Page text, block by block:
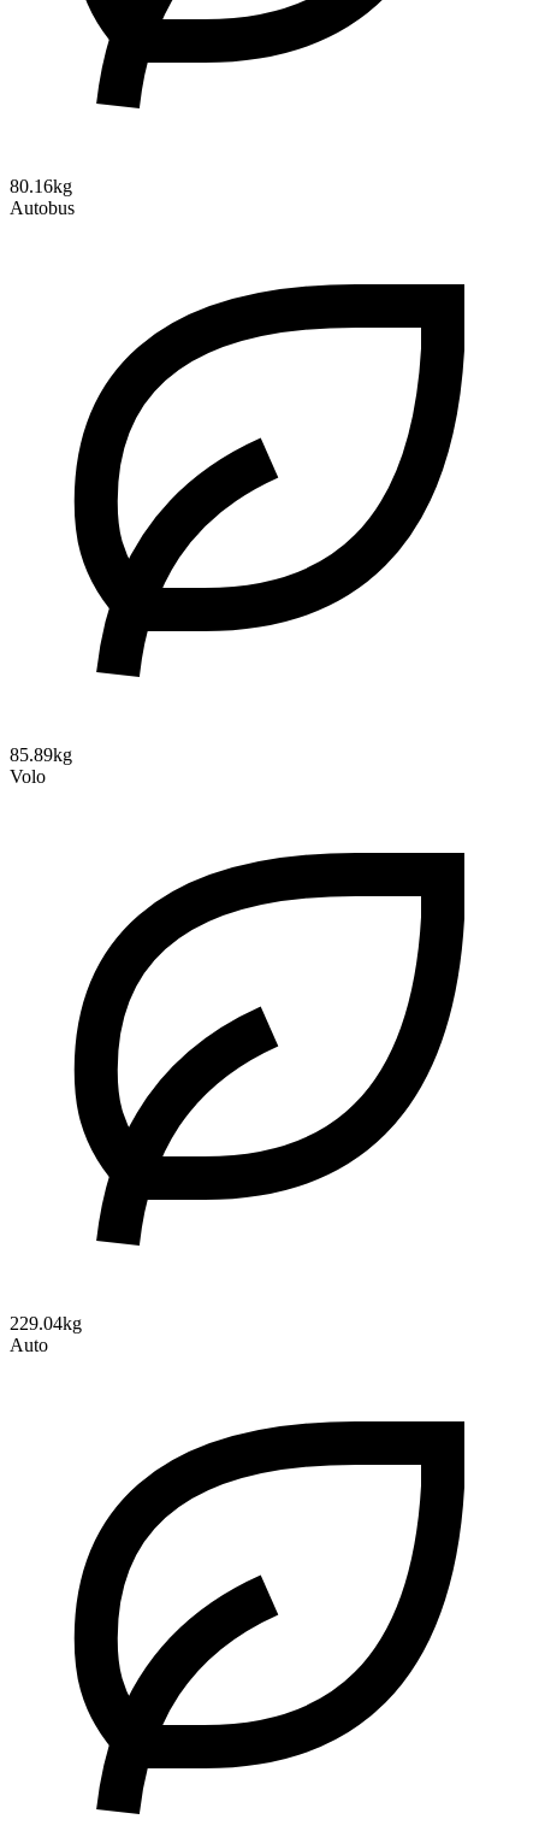
80.16kg
Autobus
85.89kg
Volo
229.04kg
Auto